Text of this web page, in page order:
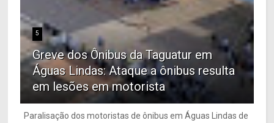
5
Greve dos Ônibus da Taguatur em
Águas Lindas: Ataque a ônibus resulta
em lesões em motorista
Paralisação dos motoristas de ônibus em Águas Lindas de